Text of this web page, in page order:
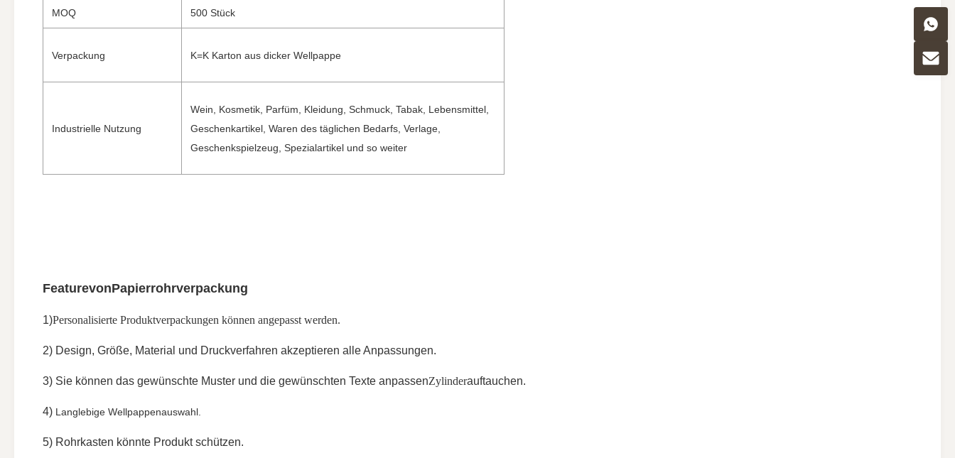
MOQ 500 Stück
Verpackung K=K Karton aus dicker Wellpappe
Industrielle Nutzung
Wein, Kosmetik, Parfüm, Kleidung, Schmuck, Tabak, Lebensmittel,
Geschenkartikel, Waren des täglichen Bedarfs, Verlage,
Geschenkspielzeug, Spezialartikel und so weiter
FeaturevonPapierrohrverpackung
1)Personalisierte Produktverpackungen können angepasst werden.
2) Design, Größe, Material und Druckverfahren akzeptieren alle Anpassungen.
3) Sie können das gewünschte Muster und die gewünschten Texte anpassenZylinderauftauchen.
4) Langlebige Wellpappenauswahl.
5) Rohrkasten könnte Produkt schützen.